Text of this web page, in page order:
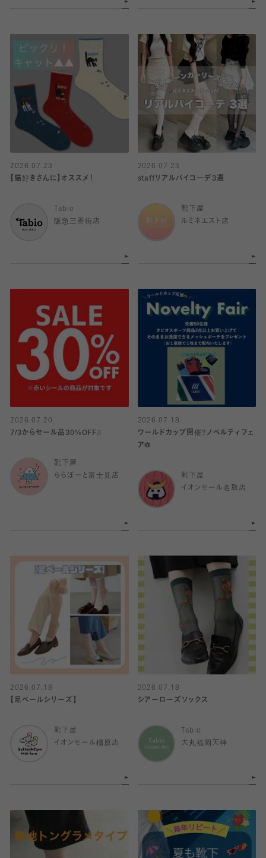
2026.07.23
【猫好きさんに】オススメ！
Tabio
阪急三番街店
2026.07.23
staffリアルバイコーデ3選
靴下屋
ルミネエスト店
2026.07.20
7/3からセール品30%OFF❕❕
靴下屋
ららぽーと富士見店
2026.07.18
ワールドカップ開催‼️ノベルティフェ
ア⚽️
靴下屋
イオンモール名取店
2026.07.18
【足ベールシリーズ】
靴下屋
イオンモール橿原店
2026.07.18
シアーローズソックス
Tabio
大丸福岡天神